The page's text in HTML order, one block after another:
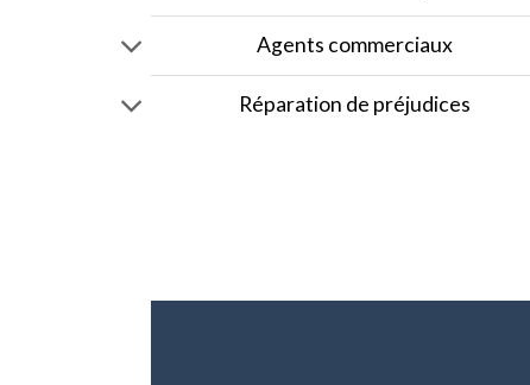
Agents commerciaux
Réparation de préjudices